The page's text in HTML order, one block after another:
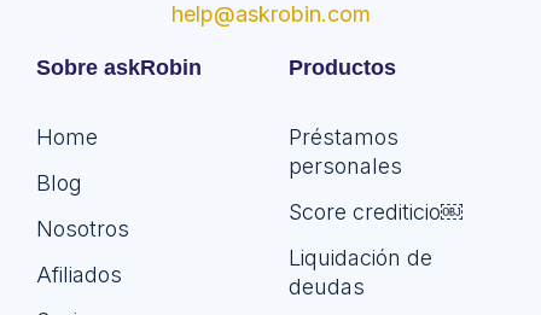
Sobre askRobin
Home
Blog
Nosotros
Afiliados
Productos
Préstamos
personales
Score crediticio￼
Liquidación de
deudas
help@askrobin.com